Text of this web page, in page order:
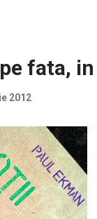
fata,
2012